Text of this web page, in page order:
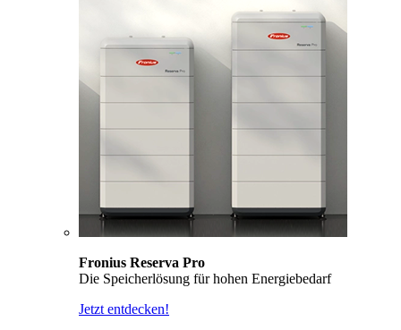
Fronius Reserva Pro
Die Speicherlösung für hohen Energiebedarf
Jetzt entdecken!